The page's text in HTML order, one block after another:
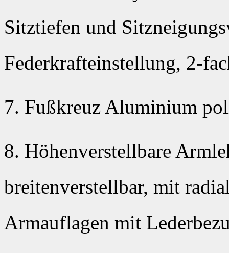
Sitztiefen und
Federkrafteinstellung, 2-
7. Fußkreuz Aluminium
8. Höhenverstellbare
breitenverstellbar, mit
Armauflagen mit